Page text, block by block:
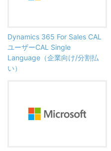
Dynamics 365 For Sales CAL
ユーザーCAL Single
Language（企業向け/分割払
い）